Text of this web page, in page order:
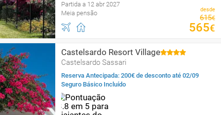
Partida a 12 abr 2027
Meia pensão
desde
615€
565€
Castelsardo Resort Village
Castelsardo Sassari
Reserva Antecipada: 200€ de desconto até 02/09
Seguro Básico Incluído